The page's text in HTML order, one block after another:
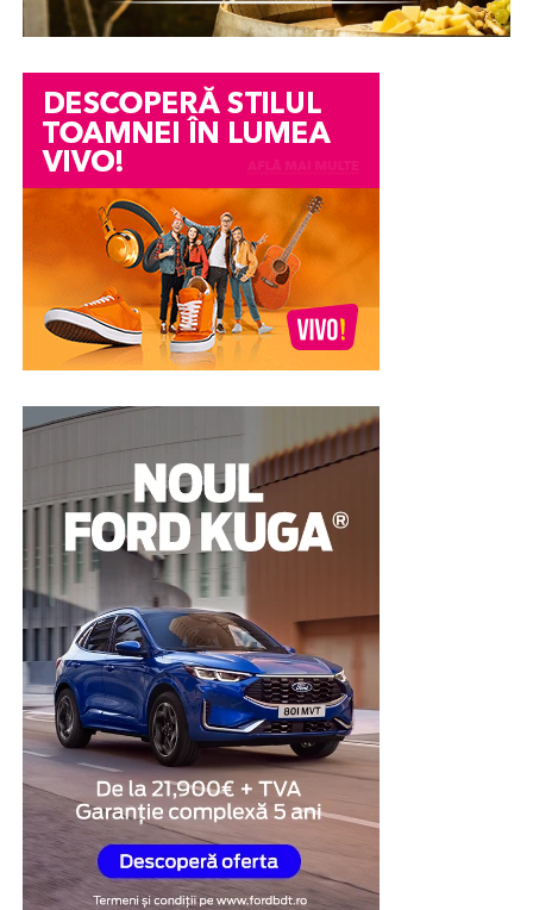
într-un conflict personal, o neînțelegere între colegi
serioase asupra imaginii și credibilității unei persoane.
Din păcate, chiar și atunci când acuzațiile se dovedesc
ulterior nefondate, efectele asupra reputației pot
persista. Încrederea colegilor, a angajatorului sau chiar a
membrilor familiei poate fi afectată, iar procesul de
recâștigare a acesteia poate fi dificil.
În astfel de împrejurări, unele persoane aleg în mod
voluntar să efectueze un test poligraf pentru a susține
veridicitatea declarațiilor lor. Examinarea nu stabilește
însă poate constitui un element suplimentar de
evaluare și poate contribui la clarificarea
circumstanțelor în care au apărut suspiciunile.
Pentru multe persoane, această abordare reprezintă o
modalitate de a demonstra disponibilitatea de a coopera
și de a răspunde transparent întrebărilor legate de
situația investigată.
Obiectivitatea reacțiilor
fiziologice
Unul dintre cele mai importante avantaje ale testului
poligraf este faptul că evaluarea se bazează pe
monitorizarea unor reacții fiziologice involuntare,
precum ritmul cardiac, respirația, tensiunea arterială și
modificările conductanței electrice a pielii.